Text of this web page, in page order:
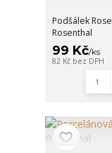
Podšálek
Rosenthal
99 Kč/ks
82 Kč bez DPH